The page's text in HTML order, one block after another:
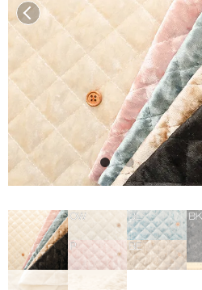
前へ